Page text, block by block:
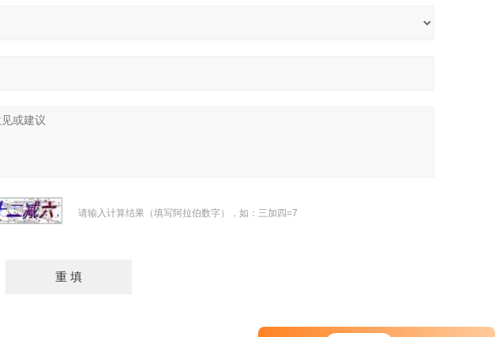
请输入计算结果（填写阿拉伯数字），如：三加四=7